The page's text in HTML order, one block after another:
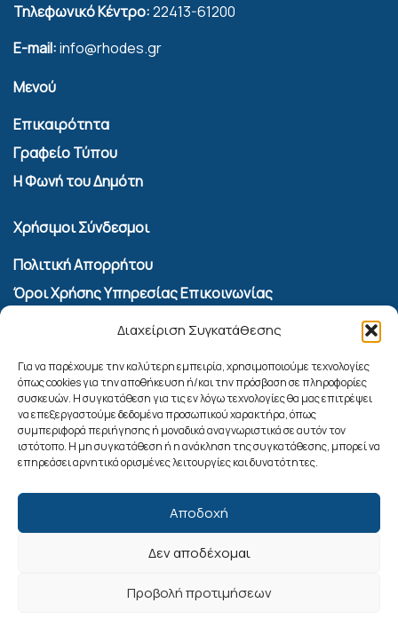
Διαχείριση Συγκατάθεσης
Για να παρέχουμε την καλύτερη εμπειρία, χρησιμοποιούμε τεχνολογίες
όπως cookies για την αποθήκευση ή/και την πρόσβαση σε πληροφορίες
συσκευών. Η συγκατάθεση για τις εν λόγω τεχνολογίες θα μας επιτρέψει
να επεξεργαστούμε δεδομένα προσωπικού χαρακτήρα, όπως
συμπεριφορά περιήγησης ή μοναδικά αναγνωριστικά σε αυτόν τον
ιστότοπο. Η μη συγκατάθεση ή η ανάκληση της συγκατάθεσης, μπορεί να
επηρεάσει αρνητικά ορισμένες λειτουργίες και δυνατότητες.
Αποδοχή
Δεν αποδέχομαι
Προβολή προτιμήσεων
Τηλεφωνικό Κέντρο:22413-61200
E-mail:info@rhodes.gr
Μενού
Επικαιρότητα
Γραφείο Τύπου
Η Φωνή του Δημότη
Χρήσιμοι Σύνδεσμοι
Πολιτική Απορρήτου
Όροι Χρήσης Υπηρεσίας Επικοινωνίας
Πολιτική Cookies (ΕΕ)
Αναζήτηση